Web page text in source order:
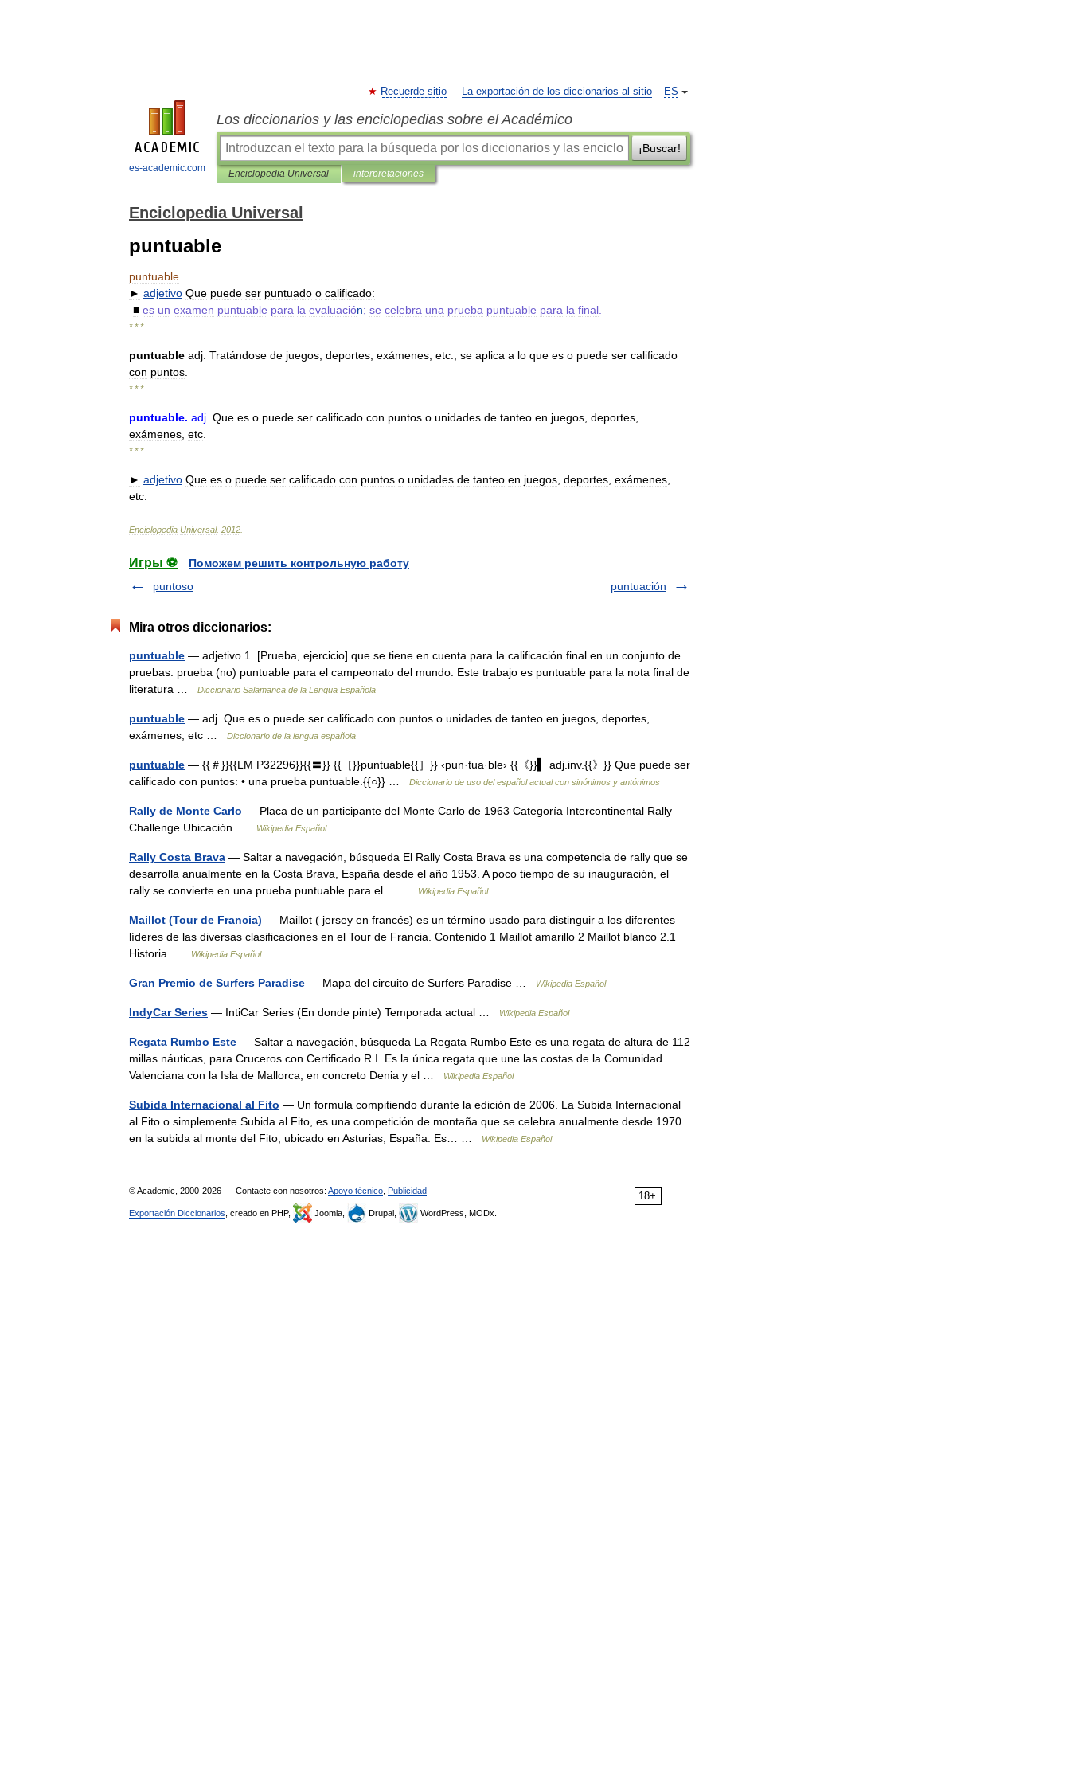
es-academic.com
ES
Recuerde sitio La exportación de los diccionarios al sitio
Los diccionarios y las enciclopedias sobre el Académico
¡Buscar!
Enciclopedia Universal interpretaciones
Enciclopedia Universal
puntuable
puntuable
► adjetivo Que puede ser puntuado o calificado:
■ es un examen puntuable para la evaluación; se celebra una prueba puntuable para la final
* * *
puntuable adj Tratándose de juegos deportes exámenes etc se aplica a lo que es o puede ser calificado
con puntos
* * *
puntuable. adj Que es o puede ser calificado con puntos o unidades de tanteo en juegos deportes
exámenes etc
* * *
► adjetivo Que es o puede ser calificado con puntos o unidades de tanteo en juegos deportes exámenes
etc
Enciclopedia Universal. 2012
Игры ⚽
Поможем решить контрольную работу
puntoso
puntuación
Mira otros diccionarios:
puntuable — adjetivo 1. [Prueba, ejercicio] que se tiene en cuenta para la calificación final en un conjunto de
pruebas: prueba (no) puntuable para el campeonato del mundo. Este trabajo es puntuable para la nota final de
literatura …
Diccionario Salamanca de la Lengua Española
puntuable — adj. Que es o puede ser calificado con puntos o unidades de tanteo en juegos, deportes,
exámenes, etc …
Diccionario de la lengua española
puntuable — {{＃}}{{LM P32296}}{{〓}} {{［}}puntuable{{］}} ‹pun·tua·ble› {{《}}▍ adj.inv.{{》}} Que puede ser
calificado con puntos: • una prueba puntuable.{{○}} …
Diccionario de uso del español actual con sinónimos y antónimos
Rally de Monte Carlo — Placa de un participante del Monte Carlo de 1963 Categoría Intercontinental Rally
Challenge Ubicación …
Wikipedia Español
Rally Costa Brava — Saltar a navegación, búsqueda El Rally Costa Brava es una competencia de rally que se
desarrolla anualmente en la Costa Brava, España desde el año 1953. A poco tiempo de su inauguración, el
rally se convierte en una prueba puntuable para el… …
Wikipedia Español
Maillot (Tour de Francia) — Maillot ( jersey en francés) es un término usado para distinguir a los diferentes
líderes de las diversas clasificaciones en el Tour de Francia. Contenido 1 Maillot amarillo 2 Maillot blanco 2.1
Historia …
Wikipedia Español
Gran Premio de Surfers Paradise — Mapa del circuito de Surfers Paradise … Wikipedia Español
IndyCar Series — IntiCar Series (En donde pinte) Temporada actual … Wikipedia Español
Regata Rumbo Este — Saltar a navegación, búsqueda La Regata Rumbo Este es una regata de altura de 112
millas náuticas, para Cruceros con Certificado R.I. Es la única regata que une las costas de la Comunidad
Valenciana con la Isla de Mallorca, en concreto Denia y el …
Wikipedia Español
Subida Internacional al Fito — Un formula compitiendo durante la edición de 2006. La Subida Internacional
al Fito o simplemente Subida al Fito, es una competición de montaña que se celebra anualmente desde 1970
en la subida al monte del Fito, ubicado en Asturias, España. Es… …
Wikipedia Español
18+
© Academic, 2000-2026 Contacte con nosotros: Apoyo técnico Publicidad
Exportación Diccionarios , creado en PHP, Joomla, Drupal, WordPress, MODx.